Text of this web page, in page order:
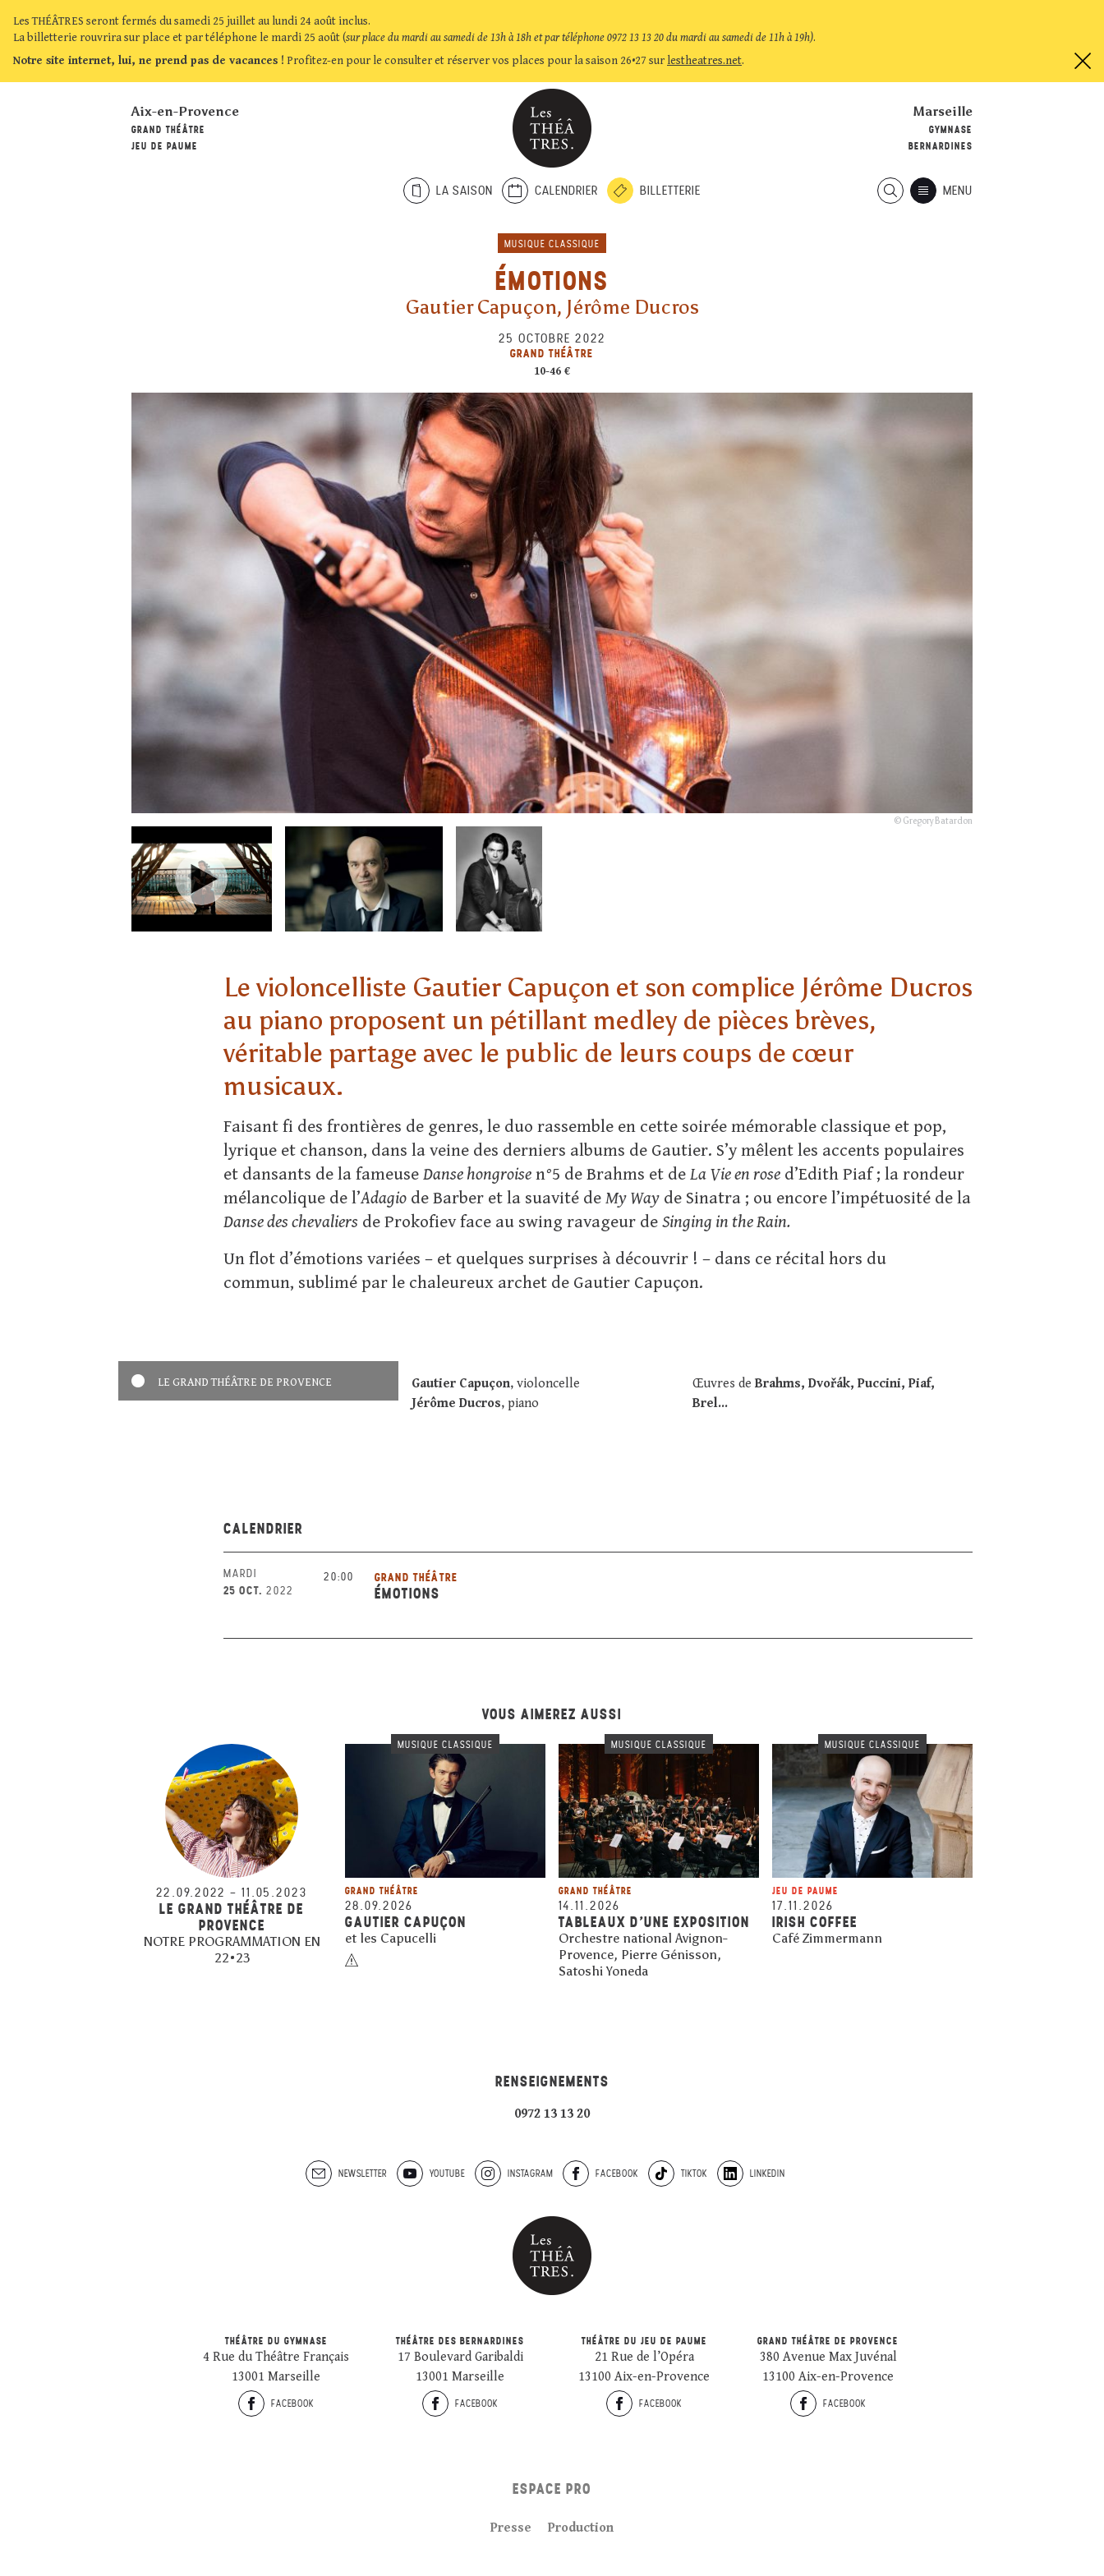
Les THÉÂTRES seront fermés du samedi 25 juillet au lundi 24 août inclus.
La billetterie rouvrira sur place et par téléphone le mardi 25 août (sur place du mardi au samedi de 13h à 18h et par téléphone 0972 13 13 20 du mardi au samedi de 11h à 19h).
Notre site internet, lui, ne prend pas de vacances ! Profitez-en pour le consulter et réserver vos places pour la saison 26•27 sur lestheatres.net.
Marseille
GYMNASE
BERNARDINES
Aix-en-Provence
GRAND THÉÂTRE
JEU DE PAUME
LA SAISON CALENDRIER BILLETTERIE MENU
MUSIQUE CLASSIQUE
ÉMOTIONS
Gautier Capuçon, Jérôme Ducros
25 OCTOBRE 2022
GRAND THÉÂTRE
10-46 €
© GregoryBatardon
Le violoncelliste Gautier Capuçon et son complice Jérôme Ducros
au piano proposent un pétillant medley de pièces brèves,
véritable partage avec le public de leurs coups de cœur
musicaux.
Faisant fi des frontières de genres, le duo rassemble en cette soirée mémorable classique et pop,
lyrique et chanson, dans la veine des derniers albums de Gautier. S’y mêlent les accents populaires
et dansants de la fameuse Danse hongroise n°5 de Brahms et de La Vie en rose d’Edith Piaf ; la rondeur
mélancolique de l’Adagio de Barber et la suavité de My Way de Sinatra ; ou encore l’impétuosité de la
Danse des chevaliers de Prokofiev face au swing ravageur de Singing in the Rain.
Un flot d’émotions variées – et quelques surprises à découvrir ! – dans ce récital hors du
commun, sublimé par le chaleureux archet de Gautier Capuçon.
Gautier Capuçon, violoncelle
Jérôme Ducros, piano
Œuvres de Brahms, Dvořák, Puccini, Piaf,
Brel...
LE GRAND THÉÂTRE DE PROVENCE
CALENDRIER
MARDI
25 OCT. 2022
20:00 GRAND THÉÂTRE
ÉMOTIONS
VOUS AIMEREZ AUSSI
22.09.2022 – 11.05.2023
LE GRAND THÉÂTRE DE
PROVENCE
NOTRE PROGRAMMATION EN
22•23
MUSIQUE CLASSIQUE
GRAND THÉÂTRE
28.09.2026
GAUTIER CAPUÇON
et les Capucelli
MUSIQUE CLASSIQUE
GRAND THÉÂTRE
14.11.2026
TABLEAUX D'UNE EXPOSITION
Orchestre national Avignon-
Provence, Pierre Génisson,
Satoshi Yoneda
MUSIQUE CLASSIQUE
JEU DE PAUME
17.11.2026
IRISH COFFEE
Café Zimmermann
RENSEIGNEMENTS
0972 13 13 20
NEWSLETTER YOUTUBE INSTAGRAM FACEBOOK TIKTOK LINKEDIN
THÉÂTRE DU GYMNASE
4 Rue du Théâtre Français
13001 Marseille
FACEBOOK
THÉÂTRE DES BERNARDINES
17 Boulevard Garibaldi
13001 Marseille
FACEBOOK
THÉÂTRE DU JEU DE PAUME
21 Rue de l’Opéra
13100 Aix-en-Provence
FACEBOOK
GRAND THÉÂTRE DE PROVENCE
380 Avenue Max Juvénal
13100 Aix-en-Provence
FACEBOOK
ESPACE PRO
Presse Production